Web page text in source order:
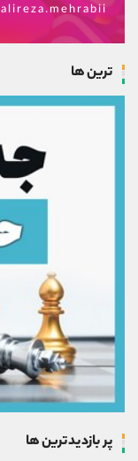
alireza.mehrabii
ترین ها
پر بازدیدترین ها